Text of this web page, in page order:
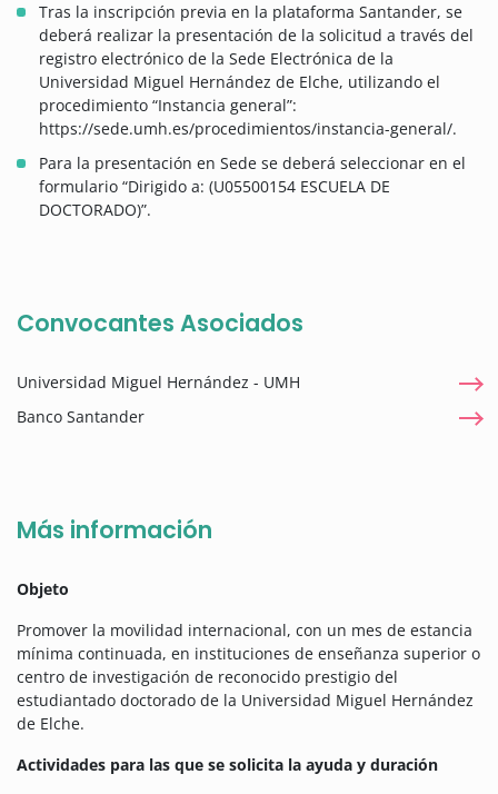
Tras la inscripción previa en la plataforma Santander, se
deberá realizar la presentación de la solicitud a través del
registro electrónico de la Sede Electrónica de la
Universidad Miguel Hernández de Elche, utilizando el
procedimiento “Instancia general”:
https://sede.umh.es/procedimientos/instancia-general/.
Para la presentación en Sede se deberá seleccionar en el
formulario “Dirigido a: (U05500154 ESCUELA DE
DOCTORADO)”.
Convocantes Asociados
Universidad Miguel Hernández - UMH
Banco Santander
Más información
Objeto
Promover la movilidad internacional, con un mes de estancia
mínima continuada, en instituciones de enseñanza superior o
centro de investigación de reconocido prestigio del
estudiantado doctorado de la Universidad Miguel Hernández
de Elche.
Actividades para las que se solicita la ayuda y duración